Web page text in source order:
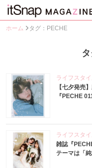
ホーム タグ：PECHE
ライフスタ
【七夕発売
『PECHE
ライフスタ
雑誌『
テーマは「